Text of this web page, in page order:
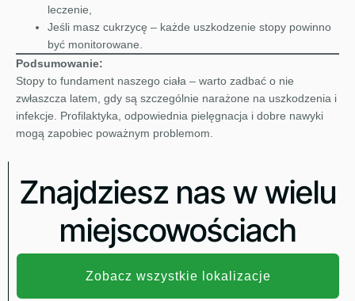
leczenie,
Jeśli masz cukrzycę – każde uszkodzenie stopy powinno
być monitorowane.
Podsumowanie:
Stopy to fundament naszego ciała – warto zadbać o nie
zwłaszcza latem, gdy są szczególnie narażone na uszkodzenia i
infekcje. Profilaktyka, odpowiednia pielęgnacja i dobre nawyki
mogą zapobiec poważnym problemom.
Znajdziesz nas w wielu
miejscowościach
Zobacz wszystkie lokalizacje